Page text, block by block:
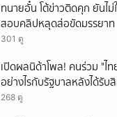
ทนายอั๋น โต้ข่าวติดคุก ยันไ
สอบคลิปหลุดส่อขัดมรรยาท
301 ดู
เปิดผลนิด้าโพล! คนร่วม "ไ
อย่างไรกับรัฐบาลหลังได้รับ
268 ดู